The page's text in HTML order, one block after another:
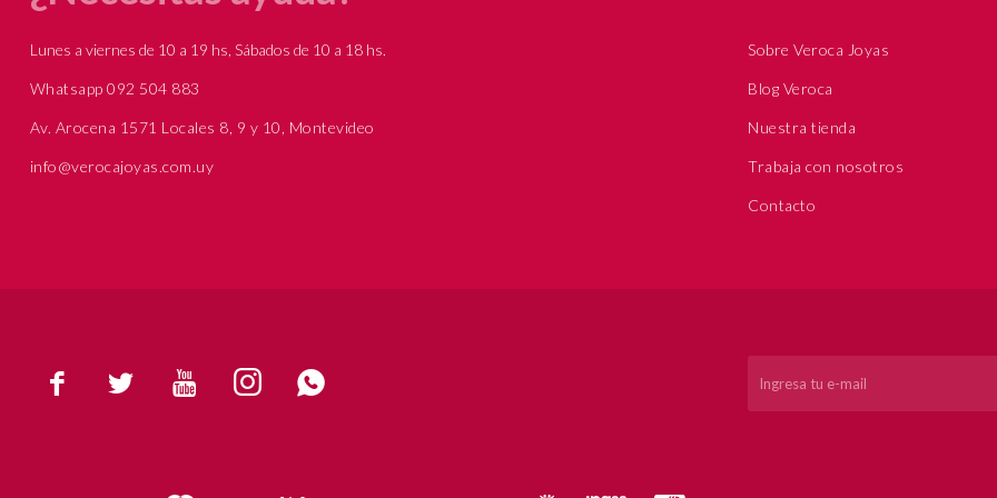
    
Lunes a viernes de 10 a 19 hs, Sábados de 10 a 18 hs.
Whatsapp 092 504 883
Av. Arocena 1571 Locales 8, 9 y 10, Montevideo
info@verocajoyas.com.uy
Sobre Veroca Joyas
Blog Veroca
Nuestra tienda
Trabaja con nosotros
Contacto